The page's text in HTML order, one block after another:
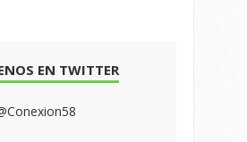
EN TWITTER